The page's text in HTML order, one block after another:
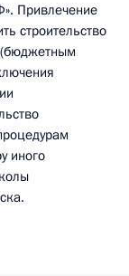
Привлечение
строительство
иного